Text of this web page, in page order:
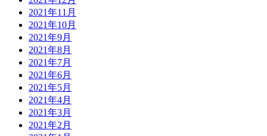
2021年11月
2021年10月
2021年9月
2021年8月
2021年7月
2021年6月
2021年5月
2021年4月
2021年3月
2021年2月